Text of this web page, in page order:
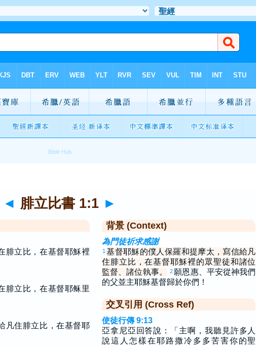
◄ 腓立比書 1:1 ►
腓立比，在基督耶穌裡
腓立比，在基督耶稣里
凡住腓立比，在基督耶
背景 (Context)
為門徒祈求感謝
1 基督耶穌的僕人保羅和提摩太，寫信給凡
住腓立比，在基督耶穌裡的眾聖徒和諸位
監督、諸位執事。
2 願恩惠、平安從神我們
的父並主耶穌基督歸於你們！
交叉引用 (Cross Ref)
使徒行傳 9:13
亞拿尼亞回答說：「主啊，我聽見許多人
說這人怎樣在耶路撒冷多多苦害你的聖